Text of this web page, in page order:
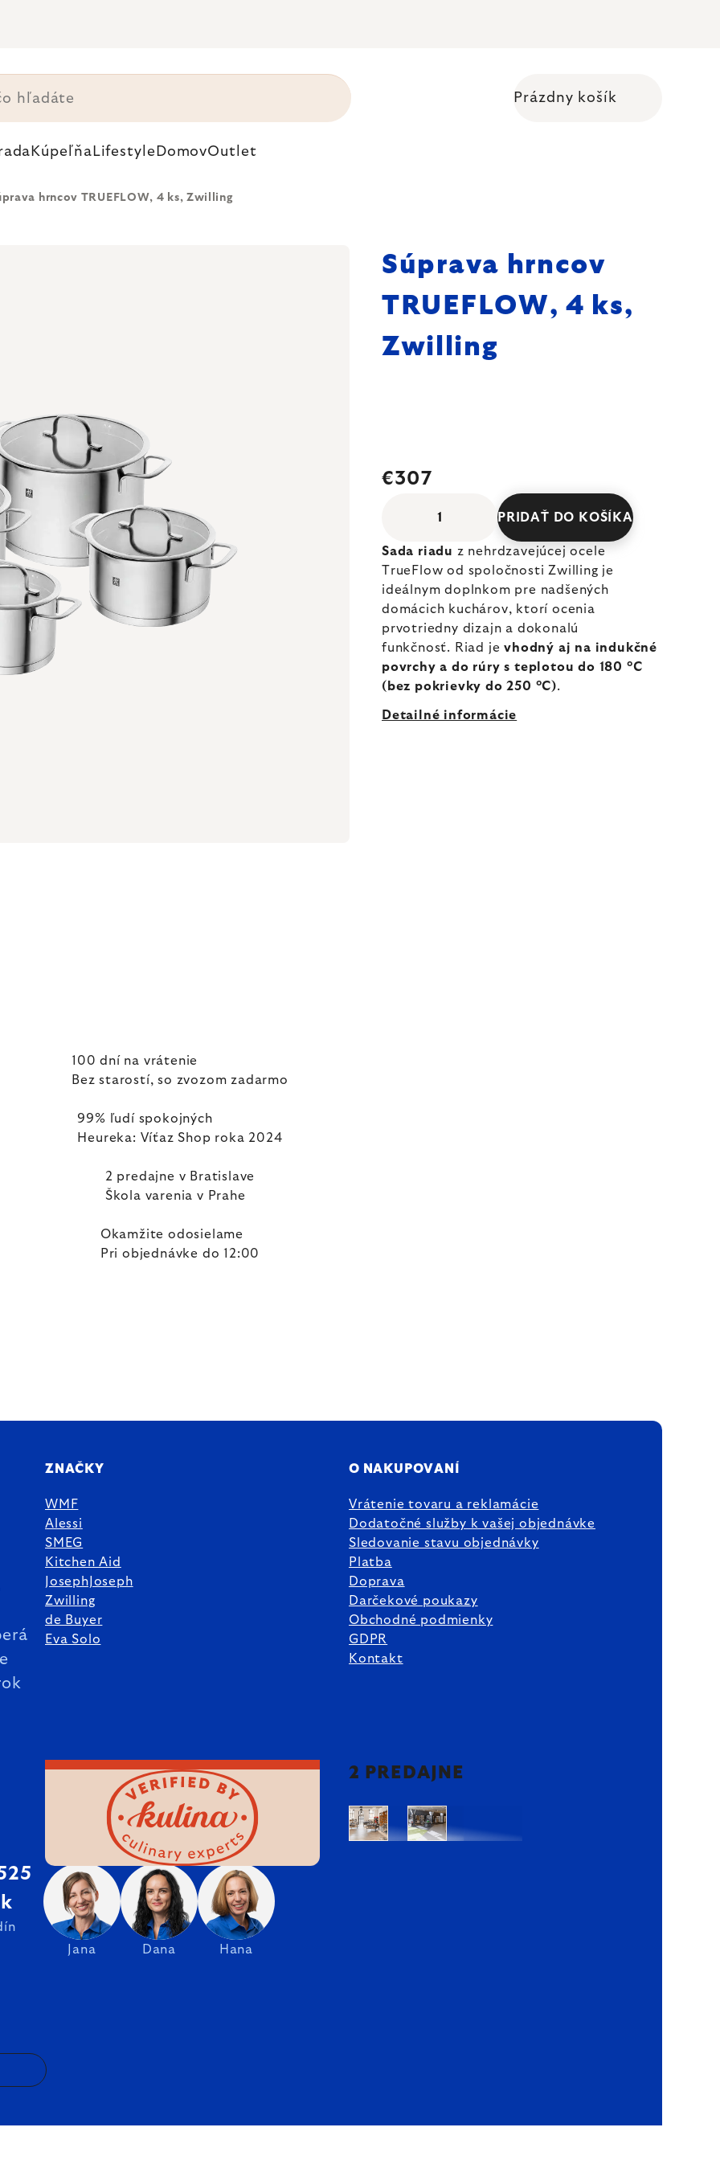
Prázdny košík
Kúpeľňa Lifestyle DomovOutlet
hrncov TRUEFLOW, 4 ks, Zwilling
Súprava hrncov
TRUEFLOW, 4 ks,
Zwilling
€307
PRIDAŤ DO KOŠÍKA
Sada riadu z nehrdzavejúcej ocele
TrueFlow od spoločnosti Zwilling je
ideálnym doplnkom pre nadšených
domácich kuchárov, ktorí ocenia
prvotriedny dizajn a dokonalú
funkčnosť. Riad jevhodný aj na indukčné
povrchy a do rúry s teplotou do 180 °C
(bez pokrievky do 250 °C).
Detailné informácie
100 dní na vrátenie
Bez starostí, so zvozom zadarmo
99% ľudí spokojných
Heureka: Víťaz Shop roka 2024
2 predajne v Bratislave
Škola varenia v Prahe
Okamžite odosielame
Pri objednávke do 12:00
ZNAČKY
WMF
Alessi
SMEG
Kitchen Aid
JosephJoseph
Zwilling
de Buyer
Eva Solo
O NAKUPOVANÍ
Vrátenie tovaru a reklamácie
Dodatočné služby k vašej objednávke
Sledovanie stavu objednávky
Platba
Doprava
Darčekové poukazy
Obchodné podmienky
GDPR
Kontakt
Jana Dana Hana
2 PREDAJNE